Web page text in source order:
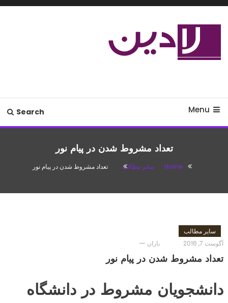
Skip
Menu
Search
تعداد مشروط شدن در پيام نور
Home سایر مطالب تعداد مشروط شدن در پيام نور
سایر مطالب
آگوست 7, 2016
باران
تعداد مشروط شدن در پيام نور
دانشجویان مشروط در دانشگاه